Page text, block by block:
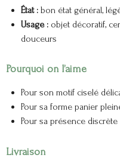
État :bon état général,
Usage :objet décoratif,
douceurs
Pourquoi on l’aime
Pour son motif ciselé
Pour sa forme panier
Pour sa présence
Livraison